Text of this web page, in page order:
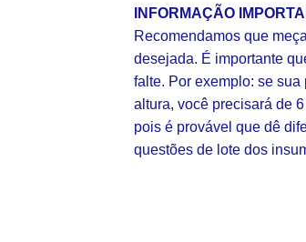
INFORMAÇÃO
Recomendamos que
desejada. É importante
falte. Por exemplo: se
altura, você precisará de
pois é provável que dê
questões de lote dos